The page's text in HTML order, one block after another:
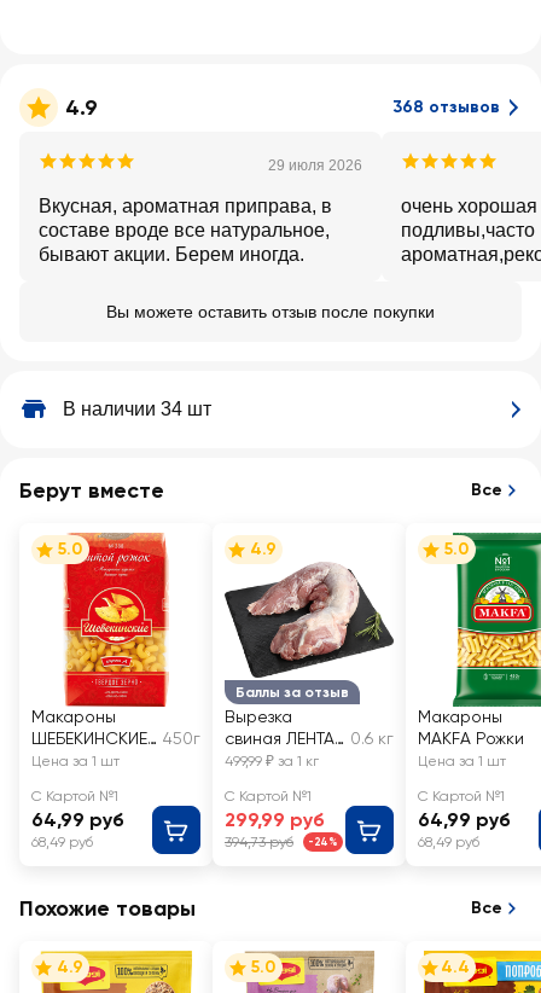
4.9 368 отзывов
29 июля 2026
Вкусная, ароматная приправа, в
составе вроде все натуральное,
бывают акции. Берем иногда.
очень
подливы,часто
Вы можете оставить отзыв после покупки
В наличии 34 шт
Берут вместе Все
5.0
Макароны
ШЕБЕКИНСКИЕ
Витой рожок
450г
Цена за 1 шт
С Картой №1
64,99 руб
68,49 руб
Баллы за отзыв
4.9
Вырезка
свиная ЛЕНТА
FRESH
0.6 кг
499,99 ₽ за 1 кг
С Картой №1
299,99 руб
394,73 руб -24%
5.0
Макароны
MAKFA Рожки
Цена за 1 шт
С Картой №1
64,99 руб
68,49 руб
Похожие товары Все
4.9 5.0 4.4